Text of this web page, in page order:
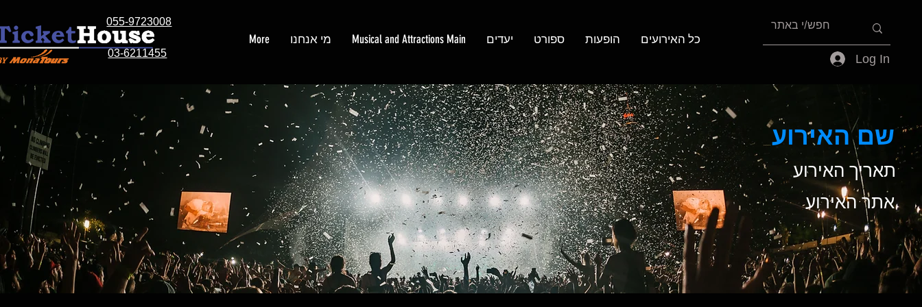
055-9723008
03-6211455
כל האירועים הופעות ספורט יעדים Musical and Attractions Main מי אנחנו
More
Log In
שם האירוע
תאריך האירוע
אתר האירוע